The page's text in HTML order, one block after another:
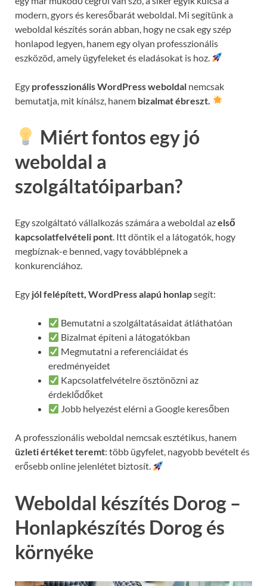
modern, gyors és keresőbarát weboldal. Mi segítünk a
weboldal készítés során abban, hogy ne csak egy szép
honlapod legyen, hanem egy olyan professzionális
eszközöd, amely ügyfeleket és eladásokat is hoz.
Egy professzionális WordPress weboldal nemcsak
bemutatja, mit kínálsz, hanem bizalmat ébreszt.
Miért fontos egy jó
weboldal a
szolgáltatóiparban?
Egy szolgáltató vállalkozás számára a weboldal azelső
kapcsolatfelvételi pont. Itt döntik el a látogatók, hogy
megbíznak-e benned, vagy továbblépnek a
konkurenciához.
Egy jól felépített, WordPress alapú honlapsegít:
Bemutatni a szolgáltatásaidat átláthatóan
Bizalmat építeni a látogatókban
Megmutatni a referenciáidat és
eredményeidet
Kapcsolatfelvételre ösztönözni az
érdeklődőket
Jobb helyezést elérni a Google keresőben
A professzionális weboldal nemcsak esztétikus, hanem
üzleti értéket teremt: több ügyfelet, nagyobb bevételt és
erősebb online jelenlétet biztosít.
Weboldal készítés Dorog –
Honlapkészítés Dorog és
környéke